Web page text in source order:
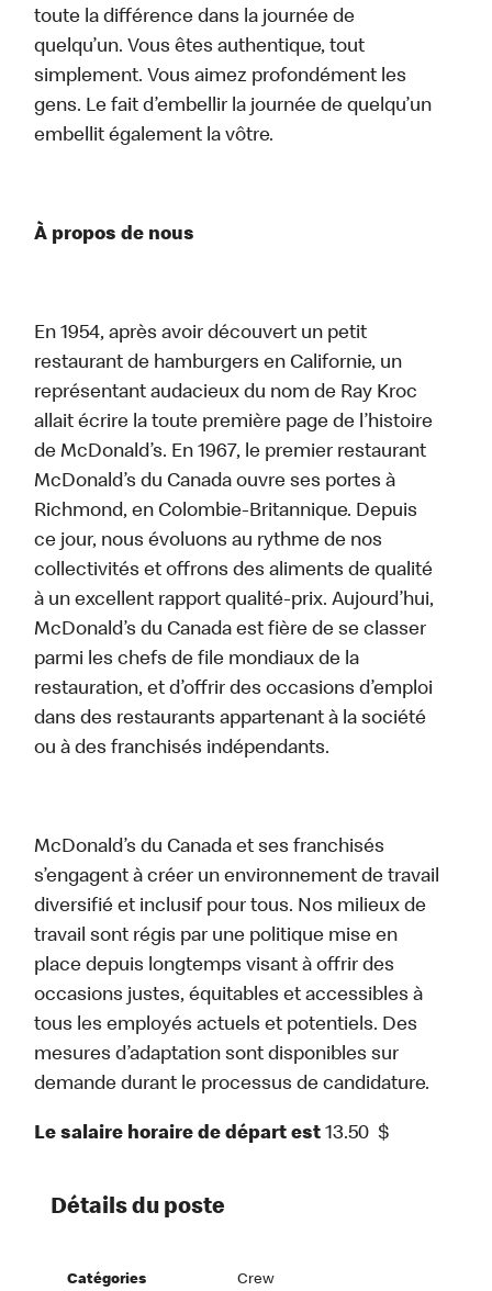
toute la différence dans la journée de
quelqu’un. Vous êtes authentique, tout
simplement. Vous aimez profondément les
gens. Le fait d’embellir la journée de quelqu’un
embellit également la vôtre.
À propos de nous
En 1954, après avoir découvert un petit
restaurant de hamburgers en Californie, un
représentant audacieux du nom de Ray Kroc
allait écrire la toute première page de l’histoire
de McDonald’s. En 1967, le premier restaurant
McDonald’s du Canada ouvre ses portes à
Richmond, en Colombie-Britannique. Depuis
ce jour, nous évoluons au rythme de nos
collectivités et offrons des aliments de qualité
à un excellent rapport qualité-prix. Aujourd’hui,
McDonald’s du Canada est fière de se classer
parmi les chefs de file mondiaux de la
restauration, et d’offrir des occasions d’emploi
dans des restaurants appartenant à la société
ou à des franchisés indépendants.
McDonald’s du Canada et ses franchisés
s’engagent à créer un environnement de travail
diversifié et inclusif pour tous. Nos milieux de
travail sont régis par une politique mise en
place depuis longtemps visant à offrir des
occasions justes, équitables et accessibles à
tous les employés actuels et potentiels. Des
mesures d’adaptation sont disponibles sur
demande durant le processus de candidature.
Le salaire horaire de départ est 13.50 $
Détails du poste
Catégories Crew